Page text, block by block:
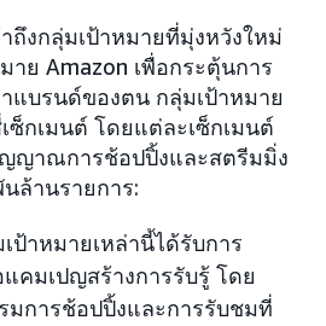
ถึงกลุ่มเป้าหมายที่มุ่งหวังใหม่
าย Amazon เพื่อกระตุ้นการ
แบรนด์ของตน กลุ่มเป้าหมาย
ซ็กเมนต์ โดยแต่ละเซ็กเมนต์
ญาณการช้อปปิ้งและสตรีมมิ่ง
ล้านรายการ:
ป้าหมายเหล่านี้ได้รับการ
คมเปญสร้างการรับรู้ โดย
มการช้อปปิ้งและการรับชมที่